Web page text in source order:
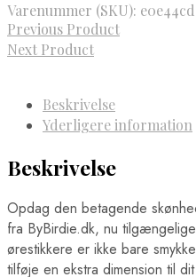
Varenummer (SKU):
Previous Product
Next Product
Beskrivelse
Yderligere information
Beskrivelse
Opdag den betagende
fra ByBirdie.dk, nu
ørestikkere er ikke bare
tilføje en ekstra dimension til